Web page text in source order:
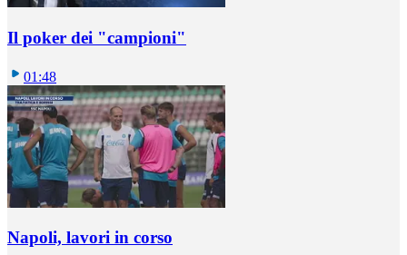
Il poker dei "campioni"
01:48
Napoli, lavori in corso